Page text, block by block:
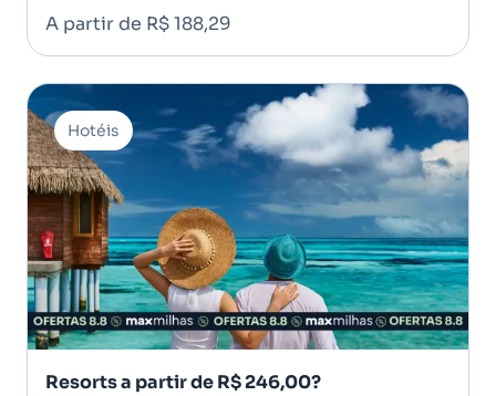
A partir de R$ 188,29
Hotéis
Resorts a partir de R$ 246,00?